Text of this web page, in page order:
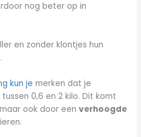
nog beter op in
en zonder klontjes hun
kun je merken dat je
0,6 en 2 kilo. Dit komt
ook door eenverhoogde